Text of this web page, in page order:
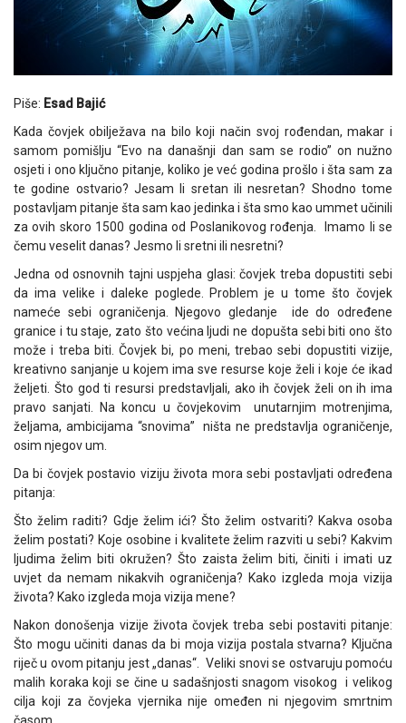
Piše: Esad Bajić
Kada čovjek obilježava na bilo koji način svoj rođendan, makar i
samom pomišlju “Evo na današnji dan sam se rodio” on nužno
osjeti i ono ključno pitanje, koliko je već godina prošlo i šta sam za
te godine ostvario? Jesam li sretan ili nesretan? Shodno tome
postavljam pitanje šta sam kao jedinka i šta smo kao ummet učinili
za ovih skoro 1500 godina od Poslanikovog rođenja. Imamo li se
čemu veselit danas? Jesmo li sretni ili nesretni?
Jedna od osnovnih tajni uspjeha glasi: čovjek treba dopustiti sebi
da ima velike i daleke poglede. Problem je u tome što čovjek
nameće sebi ograničenja. Njegovo gledanje ide do određene
granice i tu staje, zato što većina ljudi ne dopušta sebi biti ono što
može i treba biti. Čovjek bi, po meni, trebao sebi dopustiti vizije,
kreativno sanjanje u kojem ima sve resurse koje želi i koje će ikad
željeti. Što god ti resursi predstavljali, ako ih čovjek želi on ih ima
pravo sanjati. Na koncu u čovjekovim unutarnjim motrenjima,
željama, ambicijama “snovima” ništa ne predstavlja ograničenje,
osim njegov um.
Da bi čovjek postavio viziju života mora sebi postavljati određena
pitanja:
Što želim raditi? Gdje želim ići? Što želim ostvariti? Kakva osoba
želim postati? Koje osobine i kvalitete želim razviti u sebi? Kakvim
ljudima želim biti okružen? Što zaista želim biti, činiti i imati uz
uvjet da nemam nikakvih ograničenja? Kako izgleda moja vizija
života? Kako izgleda moja vizija mene?
Nakon donošenja vizije života čovjek treba sebi postaviti pitanje:
Što mogu učiniti danas da bi moja vizija postala stvarna? Ključna
riječ u ovom pitanju jest „danas“. Veliki snovi se ostvaruju pomoću
malih koraka koji se čine u sadašnjosti snagom visokog i velikog
cilja koji za čovjeka vjernika nije omeđen ni njegovim smrtnim